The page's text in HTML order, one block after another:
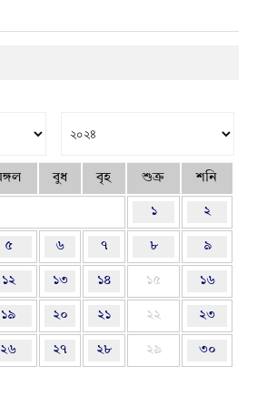
বুধ বৃহ শুক্র শনি
১ ২
৫ ৬ ৭ ৮ ৯
১২ ১৩ ১৪ ১৫ ১৬
১৯ ২০ ২১ ২২ ২৩
২৬ ২৭ ২৮ ২৯ ৩০